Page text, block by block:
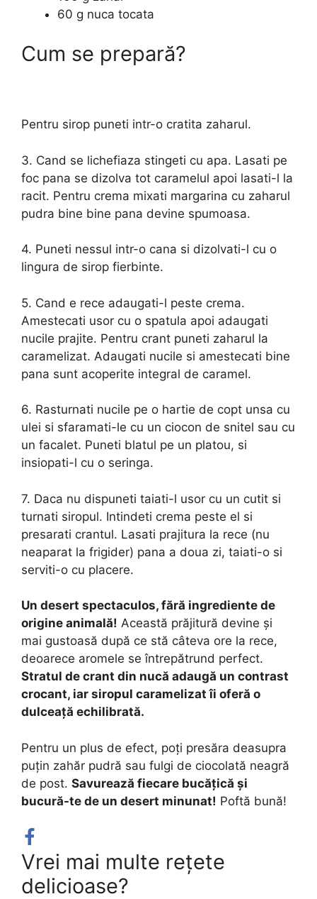
60 g nuca tocata
Cum se prepară?
Pentru sirop puneti intr-o cratita zaharul.
3. Cand se lichefiaza stingeti cu apa. Lasati pe
foc pana se dizolva tot caramelul apoi lasati-l la
racit. Pentru crema mixati margarina cu zaharul
pudra bine bine pana devine spumoasa.
4. Puneti nessul intr-o cana si dizolvati-l cu o
lingura de sirop fierbinte.
5. Cand e rece adaugati-l peste crema.
Amestecati usor cu o spatula apoi adaugati
nucile prajite. Pentru crant puneti zaharul la
caramelizat. Adaugati nucile si amestecati bine
pana sunt acoperite integral de caramel.
6. Rasturnati nucile pe o hartie de copt unsa cu
ulei si sfaramati-le cu un ciocon de snitel sau cu
un facalet. Puneti blatul pe un platou, si
insiopati-l cu o seringa.
7. Daca nu dispuneti taiati-l usor cu un cutit si
turnati siropul. Intindeti crema peste el si
presarati crantul. Lasati prajitura la rece (nu
neaparat la frigider) pana a doua zi, taiati-o si
serviti-o cu placere.
Un desert spectaculos, fără ingrediente de
origine animală! Această prăjitură devine și
mai gustoasă după ce stă câteva ore la rece,
deoarece aromele se întrepătrund perfect.
Stratul de crant din nucă adaugă un contrast
crocant, iar siropul caramelizat îi oferă o
dulceață echilibrată.
Pentru un plus de efect, poți presăra deasupra
puțin zahăr pudră sau fulgi de ciocolată neagră
de post. Savurează fiecare bucățică și
bucură-te de un desert minunat! Poftă bună!
Vrei mai multe rețete
delicioase?